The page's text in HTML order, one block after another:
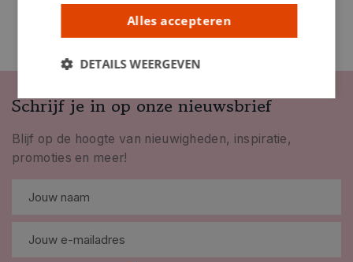
Schrijf je in op onze nieuwsbrief
Blijf op de hoogte van nieuwigheden, inspiratie,
promoties en meer!
Alles accepteren
DETAILS WEERGEVEN